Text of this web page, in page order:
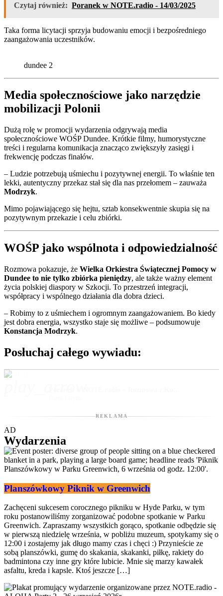
Czytaj również: Poranek w NOTE.radio - 14/03/2025
Taka forma licytacji sprzyja budowaniu emocji i bezpośredniego
zaangażowania uczestników.
dundee 2
Media społecznościowe jako narzędzie
mobilizacji Polonii
Dużą rolę w promocji wydarzenia odgrywają media
społecznościowe WOŚP Dundee. Krótkie filmy, humorystyczne
treści i regularna komunikacja znacząco zwiększyły zasięgi i
frekwencję podczas finałów.
– Ludzie potrzebują uśmiechu i pozytywnej energii. To właśnie ten
lekki, autentyczny przekaz stał się dla nas przełomem – zauważa
Modrzyk.
Mimo pojawiającego się hejtu, sztab konsekwentnie skupia się na
pozytywnym przekazie i celu zbiórki.
WOŚP jako wspólnota i odpowiedzialność
Rozmowa pokazuje, że Wielka Orkiestra Świątecznej Pomocy w
Dundee to nie tylko zbiórka pieniędzy, ale także ważny element
życia polskiej diaspory w Szkocji. To przestrzeń integracji,
współpracy i wspólnego działania dla dobra dzieci.
– Robimy to z uśmiechem i ogromnym zaangażowaniem. Bo kiedy
jest dobra energia, wszystko staje się możliwe – podsumowuje
Konstancja Modrzyk.
Posłuchaj całego wywiadu:
REKLAMA
AD
Wydarzenia
Planszówkowy Piknik w Greenwich
Zachęceni sukcesem corocznego pikniku w Hyde Parku, w tym
roku postanowiliśmy zorganizować podobne spotkanie w Parku
Greenwich. Zapraszamy wszystkich gorąco, spotkanie odbędzie się
w pierwszą niedzielę września, w pobliżu muzeum, spotykamy się o
12:00 i zostajemy jak długo mamy czas i chęci :) Przynieście ze
sobą planszówki, gumę do skakania, skakanki, piłkę, rakiety do
badmintona czy inne gry które lubicie. Mnie się marzy kawałek
asfaltu, kreda i kapsle. Ktoś jeszcze […]